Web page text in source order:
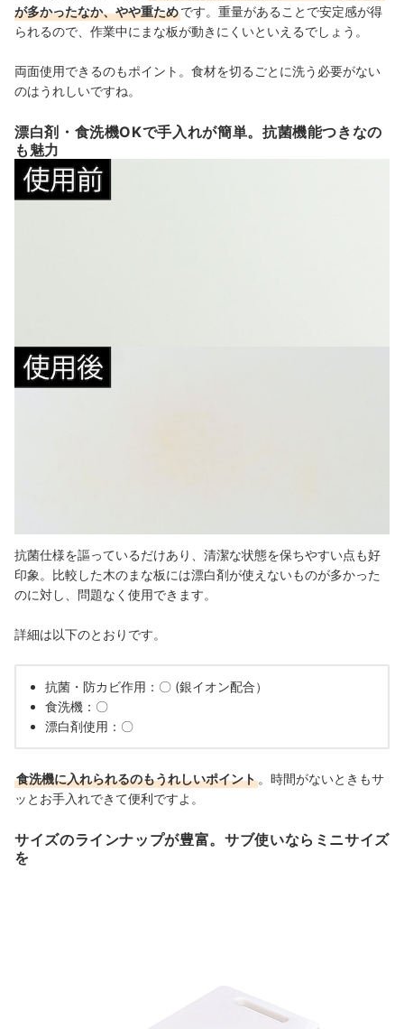
が多かったなか、やや重ためです。重量があることで安定感が得
られるので、作業中にまな板が動きにくいといえるでしょう。
両面使用できるのもポイント。食材を切るごとに洗う必要がない
のはうれしいですね。
漂白剤・食洗機OKで手入れが簡単。抗菌機能つきなの
も魅力
抗菌仕様を謳っているだけあり、清潔な状態を保ちやすい点も好
印象。比較した木のまな板には漂白剤が使えないものが多かった
のに対し、問題なく使用できます。
詳細は以下のとおりです。
抗菌・防カビ作用：〇 (銀イオン配合）
食洗機：〇
漂白剤使用：〇
食洗機に入れられるのもうれしいポイント 。時間がないときもサ
ッとお手入れできて便利ですよ。
サイズのラインナップが豊富。サブ使いならミニサイズ
を